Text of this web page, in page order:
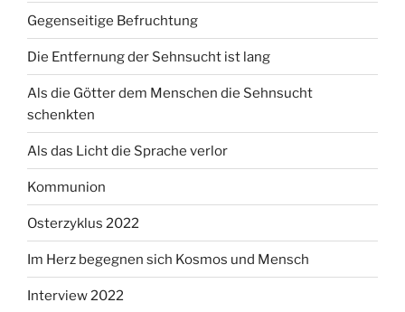
Gegenseitige Befruchtung
Die Entfernung der Sehnsucht ist lang
Als die Götter dem Menschen die Sehnsucht
schenkten
Als das Licht die Sprache verlor
Kommunion
Osterzyklus 2022
Im Herz begegnen sich Kosmos und Mensch
Interview 2022